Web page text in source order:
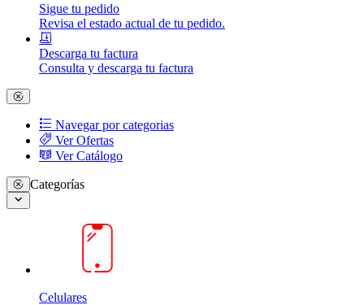
Sigue tu pedido
Revisa el estado actual de tu pedido.
Descarga tu factura
Consulta y descarga tu factura
Navegar por categorias
Ver Ofertas
Ver Catálogo
Categorías
Celulares